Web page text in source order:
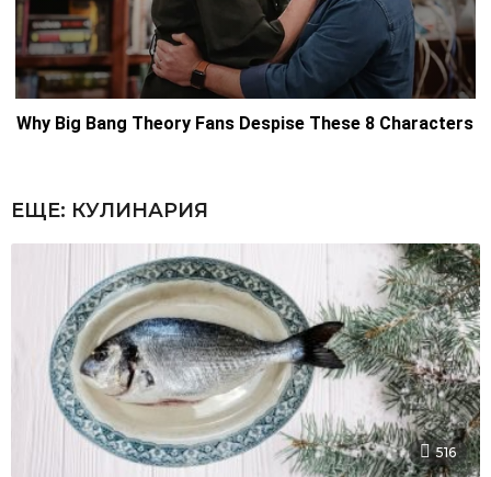
ЕЩЕ: КУЛИНАРИЯ
516